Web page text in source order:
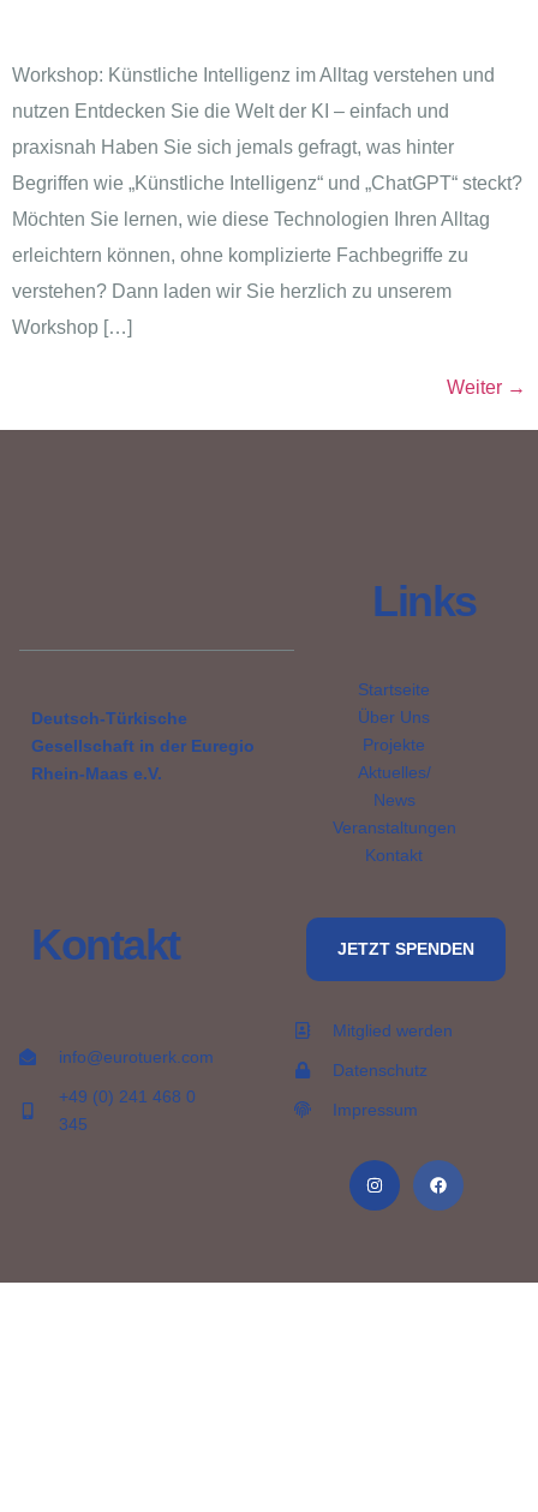
Workshop: Künstliche Intelligenz im Alltag verstehen und
nutzen Entdecken Sie die Welt der KI – einfach und
praxisnah Haben Sie sich jemals gefragt, was hinter
Begriffen wie „Künstliche Intelligenz“ und „ChatGPT“ steckt?
Möchten Sie lernen, wie diese Technologien Ihren Alltag
erleichtern können, ohne komplizierte Fachbegriffe zu
verstehen? Dann laden wir Sie herzlich zu unserem
Workshop […]
Weiter →
Deutsch-Türkische
Gesellschaft in der Euregio
Rhein-Maas e.V.
Links
Startseite
Über Uns
Projekte
Aktuelles/
News
Veranstaltungen
Kontakt
Kontakt
info@eurotuerk.com
+49 (0) 241 468 0
345
JETZT SPENDEN
Mitglied werden
Datenschutz
Impressum